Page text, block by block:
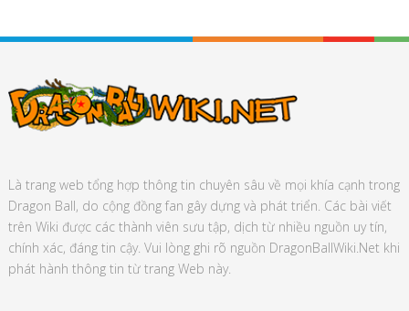
Là trang web tổng hợp thông tin chuyên sâu về mọi khía cạnh trong
Dragon Ball, do cộng đồng fan gây dựng và phát triển. Các bài viết
trên Wiki được các thành viên sưu tập, dịch từ nhiều nguồn uy tín,
chính xác, đáng tin cậy. Vui lòng ghi rõ nguồn DragonBallWiki.Net khi
phát hành thông tin từ trang Web này.